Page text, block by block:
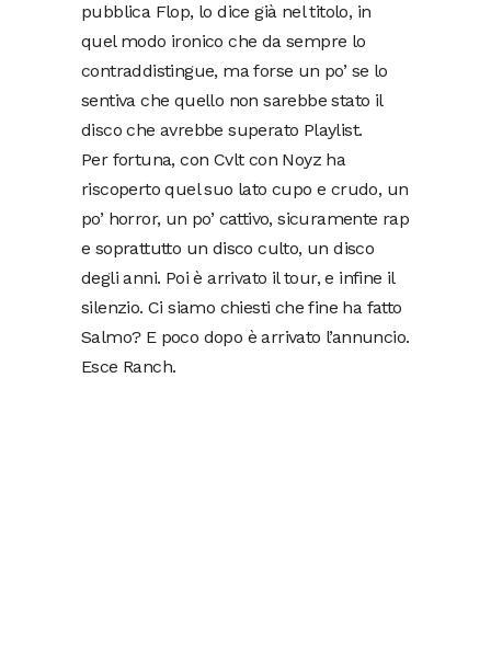
pubblica Flop, lo dice già nel titolo, in
quel modo ironico che da sempre lo
contraddistingue, ma forse un po’ se lo
sentiva che quello non sarebbe stato il
disco che avrebbe superato Playlist.
Per fortuna, con Cvlt con Noyz ha
riscoperto quel suo lato cupo e crudo, un
po’ horror, un po’ cattivo, sicuramente rap
e soprattutto un disco culto, un disco
degli anni. Poi è arrivato il tour, e infine il
silenzio. Ci siamo chiesti che fine ha fatto
Salmo? E poco dopo è arrivato l’annuncio.
Esce Ranch.